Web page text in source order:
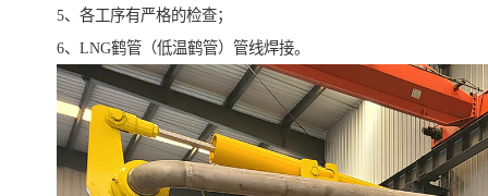
5、各工序有严格的检查；
6、LNG鹤管（低温鹤管）管线焊接。